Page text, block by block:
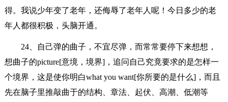
得。我说少年变了老年，还侮辱了老年人呢！今日多少的老
年人都很积极，头脑开通。
24、自己弹的曲子，不宜尽弹，而常常要停下来想想，
想曲子的picture[意境，境界]，追问自己究竟要求的是怎样一
个境界，这是使你明白what you want[你所要的是什么]，而且
先在脑子里推敲曲于的结构、章法、起伏、高潮、低潮等